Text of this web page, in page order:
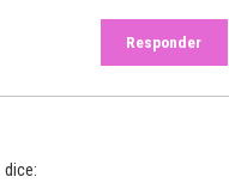
Responder
dice: